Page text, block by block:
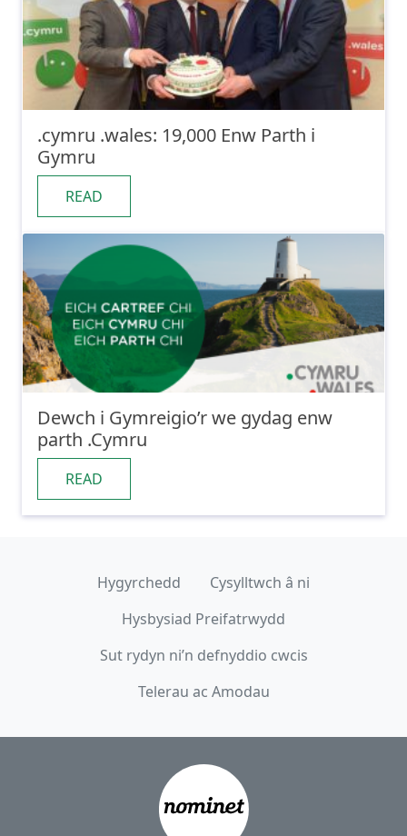
.cymru .wales: 19,000 Enw Parth i
Gymru
READ
Dewch i Gymreigio’r we gydag enw
parth .Cymru
READ
Hygyrchedd
Cysylltwch â ni
Hysbysiad Preifatrwydd
Sut rydyn ni’n defnyddio cwcis
Telerau ac Amodau